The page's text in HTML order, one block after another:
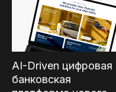
AI-Driven цифровая
банковская